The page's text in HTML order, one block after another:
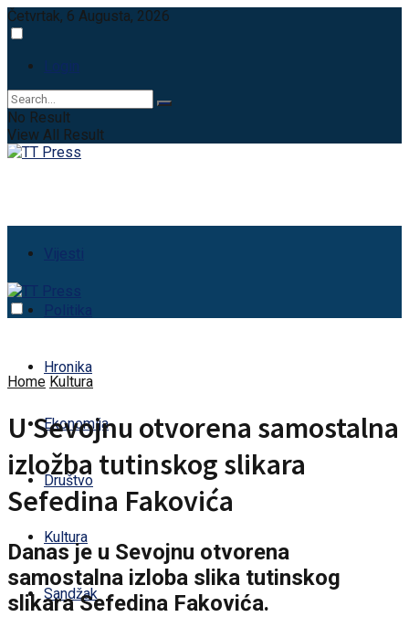
Četvrtak, 6 Augusta, 2026
Login
No Result
View All Result
Vijesti
Politika
Hronika
Ekonomija
Društvo
Kultura
Sandžak
Home Kultura
U Sevojnu otvorena samostalna
izložba tutinskog slikara
Sefedina Fakovića
Danas je u Sevojnu otvorena
samostalna izloba slika tutinskog
slikara Sefedina Fakovića.